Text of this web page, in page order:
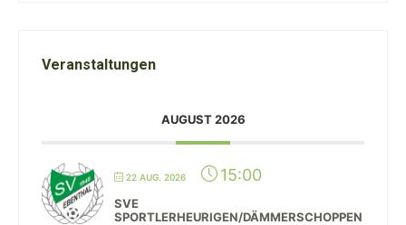
Veranstaltungen
AUGUST 2026
22 AUG. 2026 15:00
SVE
SPORTLERHEURIGEN/DÄMMERSCHOPPEN